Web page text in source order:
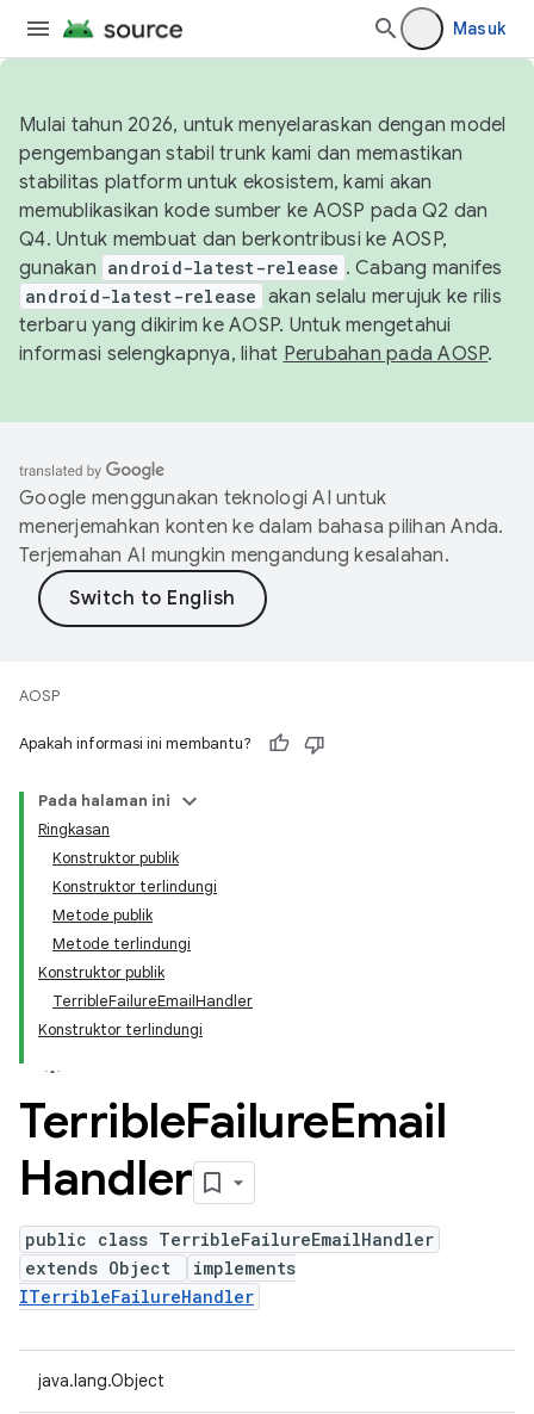
Masuk
Mulai tahun 2026, untuk menyelaraskan dengan model
pengembangan stabil trunk kami dan memastikan
stabilitas platform untuk ekosistem, kami akan
memublikasikan kode sumber ke AOSP pada Q2 dan
Q4. Untuk membuat dan berkontribusi ke AOSP,
gunakan android-latest-release . Cabang manifes
android-latest-release akan selalu merujuk ke rilis
terbaru yang dikirim ke AOSP. Untuk mengetahui
informasi selengkapnya, lihat Perubahan pada AOSP.
Google menggunakan teknologi AI untuk
menerjemahkan konten ke dalam bahasa pilihan Anda.
Terjemahan AI mungkin mengandung kesalahan.
AOSP
Apakah informasi ini membantu?
Pada halaman ini
Ringkasan
Konstruktor publik
Konstruktor terlindungi
Metode publik
Metode terlindungi
Konstruktor publik
TerribleFailureEmailHandler
Konstruktor terlindungi
TerribleFailureEmail
Handler
public class TerribleFailureEmailHandler
extends Object
implements
ITerribleFailureHandler
java.lang.Object